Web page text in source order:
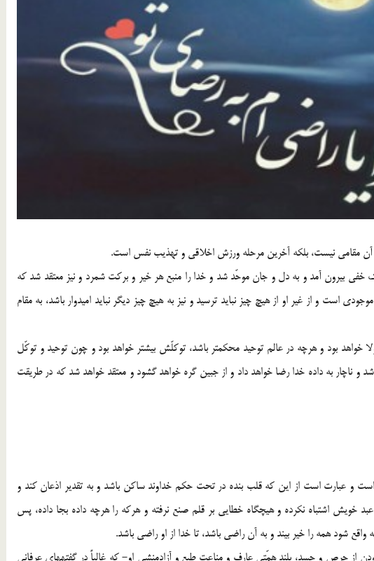
مقامى نیست، بلکه آخرین مرحله ورزش اخلاقى و تهذیب نفس است.
بیرون آمد و به دل و جان موحّد شد و خدا را منبع هر خیر و برکت شمرد و نیز معتقد شد که
است و از غیر او از هیچ چیز نباید ترسید و نیز به هیچ چیز دیگر نباید امیدوار باشد، به مقام
خواهد بود و هرچه در عالم توحید محکم‏تر باشد، توکلّش بیش‏تر خواهد بود و چون توحید و توکّل
ناچار به داده خدا رضا خواهد داد و از جبین گره خواهد گشود و معتقد خواهد شد که در طریقت
و عبارت است از این که قلب بنده در تحت حکم خداوند ساکن باشد و به تقدیر اذعان کند و
خویش اشتباه نکرده و هیچ‏گاه خطایى بر قلم صنع نرفته و هرکه را هرچه داده بجا داده، پس
شود همه را خیر بیند و به آن راضى باشد، تا خدا از او راضى باشد.
از حرص و حسد، بلند همّتى عارف و مناعت طبع و آزادمنشى او- که غالباً در گفته‏هاى عرفانى